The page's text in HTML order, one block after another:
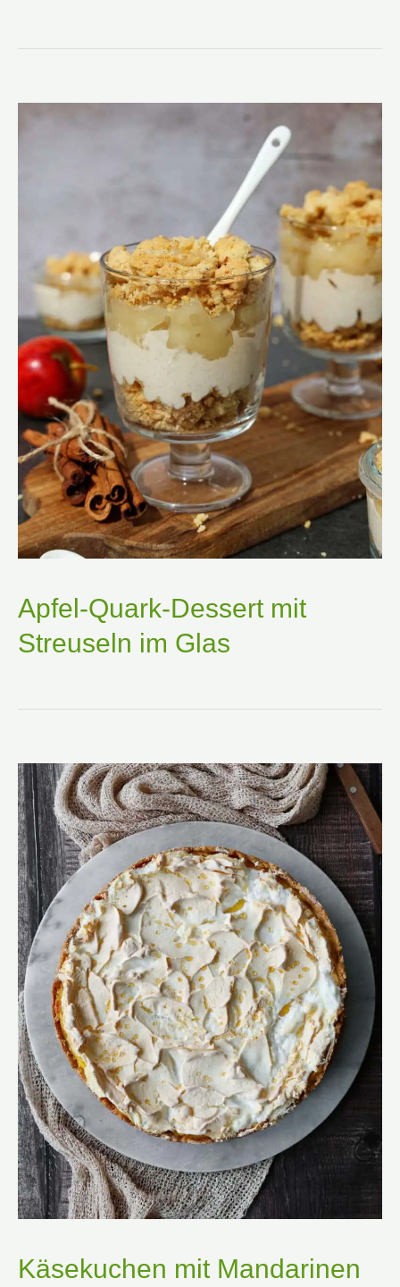
Apfel-Quark-Dessert mit
Streuseln im Glas
Käsekuchen mit Mandarinen